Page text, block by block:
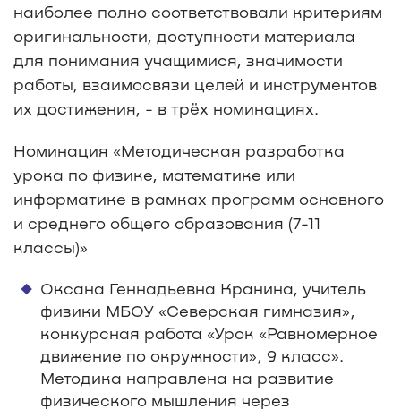
наиболее полно соответствовали критериям
оригинальности, доступности материала
для понимания учащимися, значимости
работы, взаимосвязи целей и инструментов
их достижения, - в трёх номинациях.
Номинация «Методическая разработка
урока по физике, математике или
информатике в рамках программ основного
и среднего общего образования (7-11
классы)»
Оксана Геннадьевна Кранина, учитель
физики МБОУ «Северская гимназия»,
конкурсная работа «Урок «Равномерное
движение по окружности», 9 класс».
Методика направлена на развитие
физического мышления через